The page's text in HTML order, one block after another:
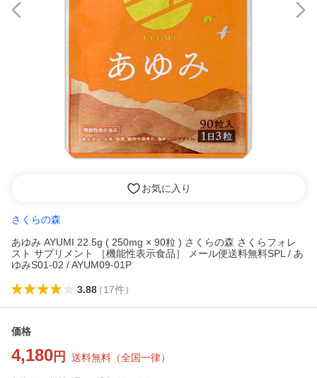
お気に入り
さくらの森
あゆみ AYUMI 22.5g ( 250mg × 90粒 ) さくらの森 さくらフォレ
スト サプリメント ［機能性表示食品］ メール便送料無料SPL / あ
ゆみS01-02 / AYUM09-01P
3.88（17件）
価格
4,180 円 送料無料 （全国一律）